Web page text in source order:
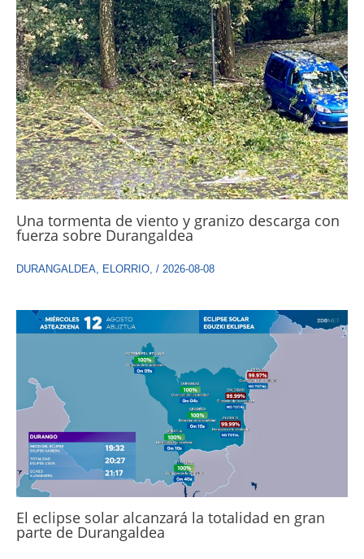
Una tormenta de viento y granizo descarga con
fuerza sobre Durangaldea
DURANGALDEA ELORRIO / 2026-08-08
El eclipse solar alcanzará la totalidad en gran
parte de Durangaldea